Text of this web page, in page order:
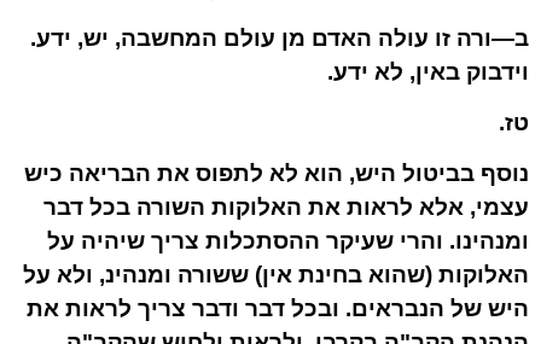
ב—ורה זו עולה האדם מן עולם המחשבה, יש, ידע.
וידבוק באין, לא ידע.
טז.
נוסף בביטול היש, הוא לא לתפוס את הבריאה כיש
עצמי, אלא לראות את האלוקות השורה בכל דבר
ומנהינו. והרי שעיקר ההסתכלות צריך שיהיה על
האלוקות (שהוא בחינת אין) ששורה ומנהינ, ולא על
היש של הנבראים. ובכל דבר ודבר צריך לראות את